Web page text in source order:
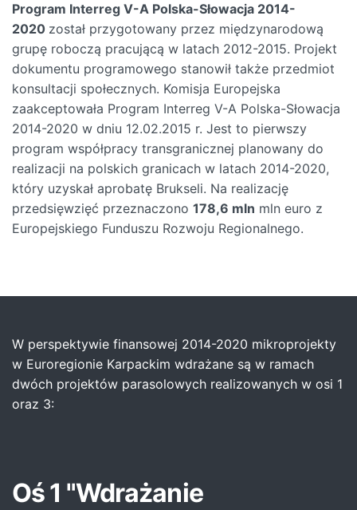
Program Interreg V-A Polska-Słowacja 2014-
2020 został przygotowany przez międzynarodową
grupę roboczą pracującą w latach 2012-2015. Projekt
dokumentu programowego stanowił także przedmiot
konsultacji społecznych. Komisja Europejska
zaakceptowała Program Interreg V-A Polska-Słowacja
2014-2020 w dniu 12.02.2015 r. Jest to pierwszy
program współpracy transgranicznej planowany do
realizacji na polskich granicach w latach 2014-2020,
który uzyskał aprobatę Brukseli. Na realizację
przedsięwzięć przeznaczono 178,6 mln mln euro z
Europejskiego Funduszu Rozwoju Regionalnego.
W perspektywie finansowej 2014-2020 mikroprojekty
w Euroregionie Karpackim wdrażane są w ramach
dwóch projektów parasolowych realizowanych w osi 1
oraz 3:
Oś 1 "Wdrażanie